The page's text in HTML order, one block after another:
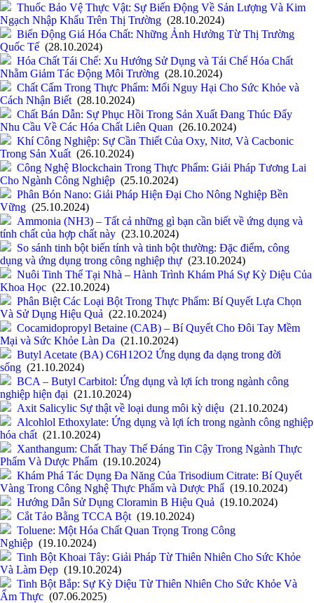
Thuốc Bảo Vệ Thực Vật: Sự Biến Động Về Sản Lượng Và Kim
Ngạch Nhập Khẩu Trên Thị Trường (28.10.2024)
Biến Động Giá Hóa Chất: Những Ảnh Hưởng Từ Thị Trường
Quốc Tế (28.10.2024)
Hóa Chất Tái Chế: Xu Hướng Sử Dụng và Tái Chế Hóa Chất
Nhằm Giảm Tác Động Môi Trường (28.10.2024)
Chất Cấm Trong Thực Phẩm: Mối Nguy Hại Cho Sức Khỏe và
Cách Nhận Biết (28.10.2024)
Chất Bán Dẫn: Sự Phục Hồi Trong Sản Xuất Đang Thúc Đẩy
Nhu Cầu Về Các Hóa Chất Liên Quan (26.10.2024)
Khí Công Nghiệp: Sự Cần Thiết Của Oxy, Nitơ, Và Cacbonic
Trong Sản Xuất (26.10.2024)
Công Nghệ Blockchain Trong Thực Phẩm: Giải Pháp Tương Lai
Cho Ngành Công Nghiệp (25.10.2024)
Phân Bón Nano: Giải Pháp Hiện Đại Cho Nông Nghiệp Bền
Vững (25.10.2024)
Ammonia (NH3) – Tất cả những gì bạn cần biết về ứng dụng và
tính chất của hợp chất này (23.10.2024)
So sánh tinh bột biến tính và tinh bột thường: Đặc điểm, công
dụng và ứng dụng trong công nghiệp thự (23.10.2024)
Nuôi Tinh Thể Tại Nhà – Hành Trình Khám Phá Sự Kỳ Diệu Của
Khoa Học (22.10.2024)
Phân Biệt Các Loại Bột Trong Thực Phẩm: Bí Quyết Lựa Chọn
Và Sử Dụng Hiệu Quả (22.10.2024)
Cocamidopropyl Betaine (CAB) – Bí Quyết Cho Đôi Tay Mềm
Mại và Sức Khỏe Làn Da (21.10.2024)
Butyl Acetate (BA) C6H12O2 Ứng dụng đa dạng trong đời
sống (21.10.2024)
BCA – Butyl Carbitol: Ứng dụng và lợi ích trong ngành công
nghiệp hiện đại (21.10.2024)
Axit Salicylic Sự thật về loại dung môi kỳ diệu (21.10.2024)
Alcohlol Ethoxylate: Ứng dụng và lợi ích trong ngành công nghiệp
hóa chất (21.10.2024)
Xanthangum: Chất Thay Thế Đáng Tin Cậy Trong Ngành Thực
Phẩm Và Dược Phẩm (19.10.2024)
Khám Phá Tác Dụng Đa Năng Của Trisodium Citrate: Bí Quyết
Vàng Trong Công Nghệ Thực Phẩm và Dược Phẩ (19.10.2024)
Hướng Dẫn Sử Dụng Cloramin B Hiệu Quả (19.10.2024)
Cắt Tảo Bằng TCCA Bột (19.10.2024)
Toluene: Một Hóa Chất Quan Trọng Trong Công
Nghiệp (19.10.2024)
Tinh Bột Khoai Tây: Giải Pháp Từ Thiên Nhiên Cho Sức Khỏe
Và Làm Đẹp (19.10.2024)
Tinh Bột Bắp: Sự Kỳ Diệu Từ Thiên Nhiên Cho Sức Khỏe Và
Ẩm Thực (07.06.2025)